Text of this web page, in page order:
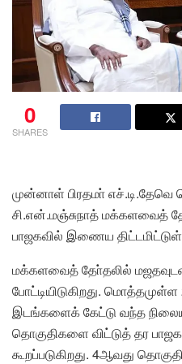
0
SHARES
முன்னாள் பிரதமா்
சி.என்.மஞ்சுநாத் மக்களவைத்
பாஜகவில் இணைய
மக்களவைத் தோ்தலில்
போட்டியிடுகிறது.
இடங்களைக் கேட்டு வந்த
தொகுதிகளை விட்டுத் தர
கூறப்படுகிறது. 4ஆவது